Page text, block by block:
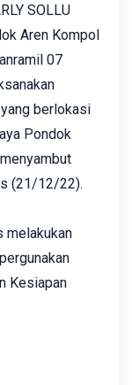
SOLLU
Aren Kompol
07
berlokasi
Pondok
(21/12/22).
melakukan
Kesiapan